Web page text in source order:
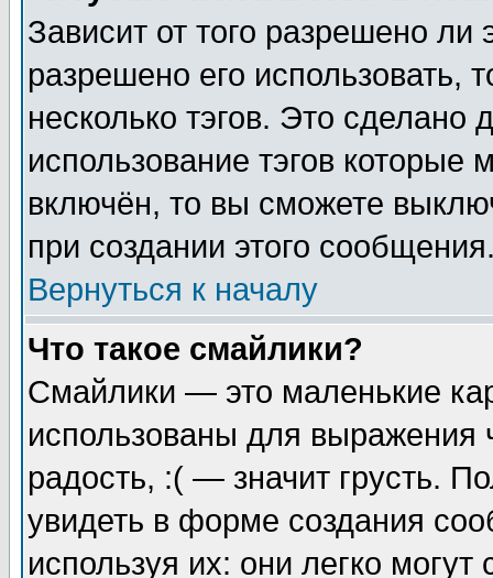
Зависит от того разрешено
разрешено его использовать,
несколько тэгов. Это сделано
использование тэгов
включён, то вы сможете
при создании этого
Вернуться к началу
Что такое смайлики?
Смайлики — это маленькие
использованы для
радость, :( — значит грусть.
увидеть в форме создания
используя их: они легко